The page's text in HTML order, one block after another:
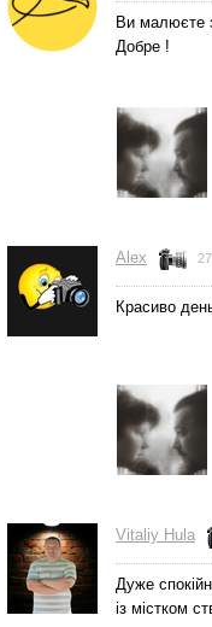
Ви малюєте
Добре !
Alex
Красиво
Vitaliy Hula
Дуже
із містком